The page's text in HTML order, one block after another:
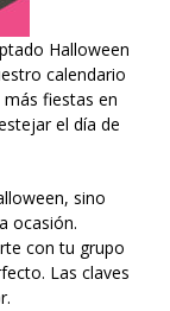
Halloween
calendario
más fiestas en
el día de
sino
ocasión.
con tu grupo
Las claves